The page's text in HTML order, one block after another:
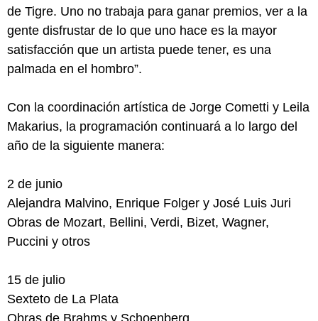
de Tigre. Uno no trabaja para ganar premios, ver a la
gente disfrustar de lo que uno hace es la mayor
satisfacción que un artista puede tener, es una
palmada en el hombro”.
Con la coordinación artística de Jorge Cometti y Leila
Makarius, la programación continuará a lo largo del
año de la siguiente manera:
2 de junio
Alejandra Malvino, Enrique Folger y José Luis Juri
Obras de Mozart, Bellini, Verdi, Bizet, Wagner,
Puccini y otros
15 de julio
Sexteto de La Plata
Obras de Brahms y Schoenberg